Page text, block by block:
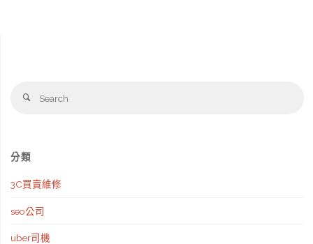
Search
分類
3C買賣維修
seo公司
uber司機